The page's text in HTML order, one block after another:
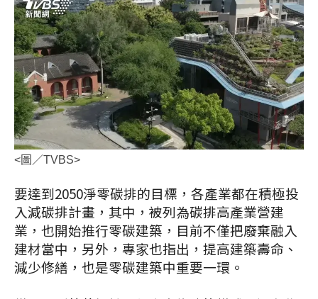
<圖／TVBS>
要達到2050淨零碳排的目標，各產業都在積極投
入減碳排計畫，其中，被列為碳排高產業營建
業，也開始推行零碳建築，目前不僅把廢棄融入
建材當中，另外，專家也指出，提高建築壽命、
減少修繕，也是零碳建築中重要一環。